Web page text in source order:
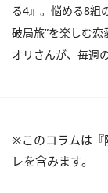
る4』。悩める8組
破局旅”を楽しむ
オリさんが、毎週
※このコラムは『
レを含みます。